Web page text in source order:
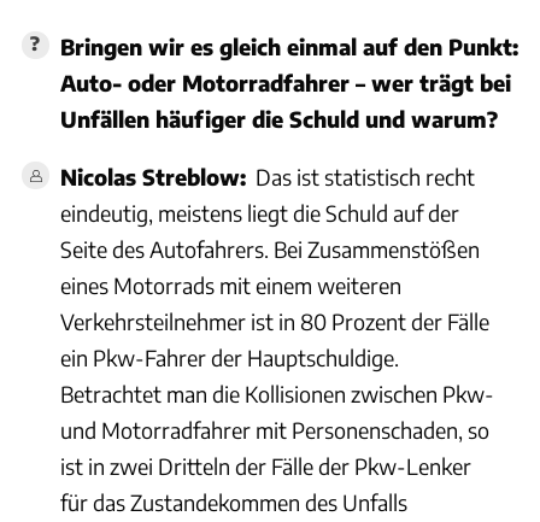
Bringen wir es gleich einmal auf den Punkt:
Auto- oder Motorradfahrer – wer trägt bei
Unfällen häufiger die Schuld und warum?
Nicolas Streblow:Das ist statistisch recht
eindeutig, meistens liegt die Schuld auf der
Seite des Autofahrers. Bei Zusammenstößen
eines Motorrads mit einem weiteren
Verkehrsteilnehmer ist in 80 Prozent der Fälle
ein Pkw-Fahrer der Hauptschuldige.
Betrachtet man die Kollisionen zwischen Pkw-
und Motorradfahrer mit Personenschaden, so
ist in zwei Dritteln der Fälle der Pkw-Lenker
für das Zustandekommen des Unfalls